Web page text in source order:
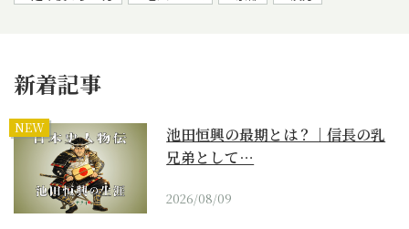
新着記事
NEW
池田恒興の最期とは？｜信長の乳
兄弟として…
2026/08/09